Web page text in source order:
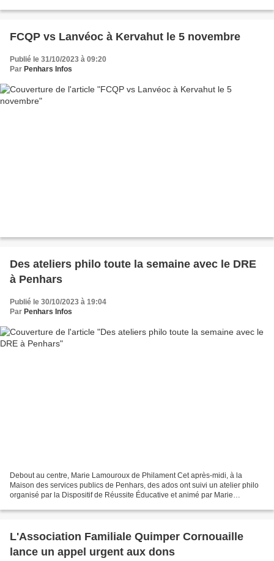
FCQP vs Lanvéoc à Kervahut le 5 novembre
Publié le 31/10/2023 à 09:20
Par Penhars Infos
Des ateliers philo toute la semaine avec le DRE
à Penhars
Publié le 30/10/2023 à 19:04
Par Penhars Infos
Debout au centre, Marie Lamouroux de Philament Cet après-midi, à la
Maison des services publics de Penhars, des ados ont suivi un atelier philo
organisé par la Dispositif de Réussite Éducative et animé par Marie
L'Association Familiale Quimper Cornouaille
lance un appel urgent aux dons